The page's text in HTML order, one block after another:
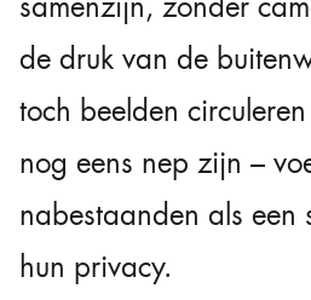
de druk van de
toch beelden
nog eens nep zijn –
nabestaanden als een
hun privacy.